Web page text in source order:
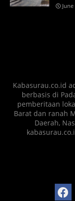
Kabasurau.co.id
berbasis di
pemberitaan
Barat dan ranah
Daerah,